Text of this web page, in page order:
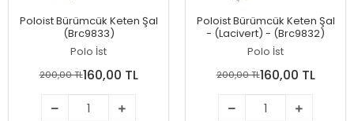
Poloist Bürümcük Keten Şal
(Brc9833)
Polo İst
200,00 TL160,00 TL
Poloist Bürümcük Keten Şal
- (Lacivert) - (Brc9832)
Polo İst
200,00 TL160,00 TL